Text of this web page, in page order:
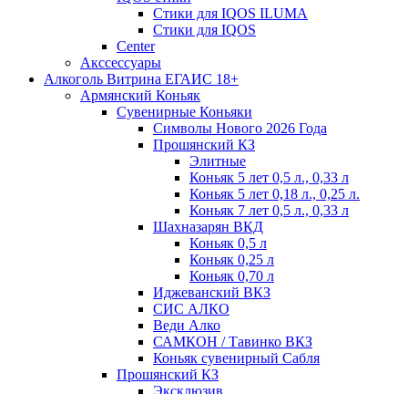
Стики для IQOS ILUMA
Стики для IQOS
Сenter
Акссессуары
Алкоголь Витрина ЕГАИС 18+
Армянский Коньяк
Сувенирные Коньяки
Символы Нового 2026 Года
Прошянский КЗ
Элитные
Коньяк 5 лет 0,5 л., 0,33 л
Коньяк 5 лет 0,18 л., 0,25 л.
Коньяк 7 лет 0,5 л., 0,33 л
Шахназарян ВКД
Коньяк 0,5 л
Коньяк 0,25 л
Коньяк 0,70 л
Иджеванский ВКЗ
СИС АЛКО
Веди Алко
САМКОН / Тавинко ВКЗ
Коньяк сувенирный Сабля
Прошянский КЗ
Эксклюзив